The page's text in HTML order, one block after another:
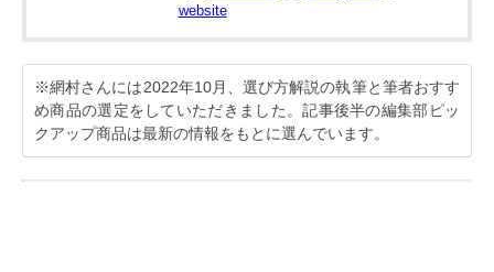
website
※網村さんには2022年10月、選び方解説の執筆と筆者おすす
め商品の選定をしていただきました。記事後半の編集部ピッ
クアップ商品は最新の情報をもとに選んでいます。